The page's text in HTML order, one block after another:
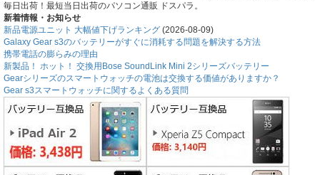
毎日出荷！最短当日出荷のパソコン通販 ドスパラ。
新着情報・お知らせ
新品電源ユニット 大幅値下げランキング (2026-08-09)
Galaxy Gear s3のバッテリーがすぐに消耗する問題を解決する方法
携帯電話の膨らみの理由
新製品！ ホット！ 交換用Bose SoundLink Mini 2シリーズバッテリー
Gearシリーズのスマートウォッチの電池は交換する価値がありますか？
Gear s3スマートウォッチに関するよくある質問